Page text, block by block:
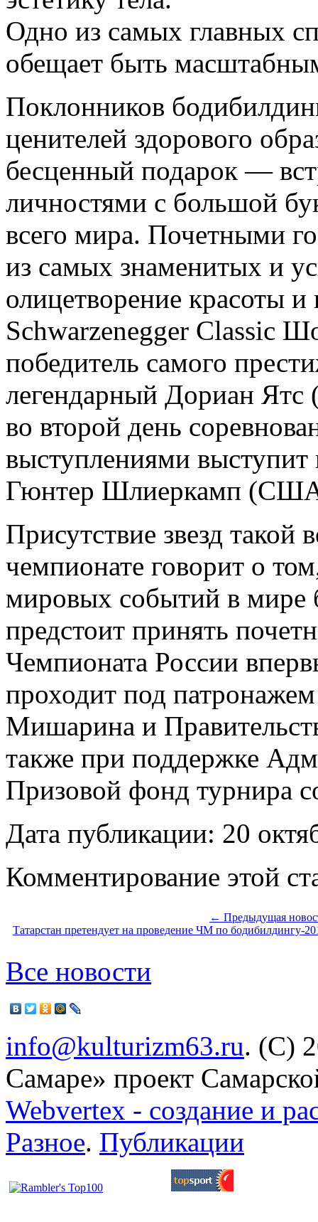
Одно из самых главных
обещает быть
Поклонников
ценителей здорового
бесценный подарок —
личностями с большой
всего мира. Почетными
из самых знаменитых и
олицетворение красоты
Schwarzenegger Classic
победитель самого
легендарный Дориан Ятс
во второй день
выступлениями выступит
Гюнтер Шлиеркамп
Присутствие звезд
чемпионате говорит о
мировых событий в мире
предстоит принять
Чемпионата России
проходит под
Мишарина и
также при поддержке
Призовой фонд турнира
Дата публикации: 20
Комментирование этой
← Предыдущая
Татарстан претендует на проведение ЧМ по бодибилдингу-
Все новости
info@kulturizm63.ru. (C)
Самаре» проект
Webvertex - создание и
Разное. Публикации